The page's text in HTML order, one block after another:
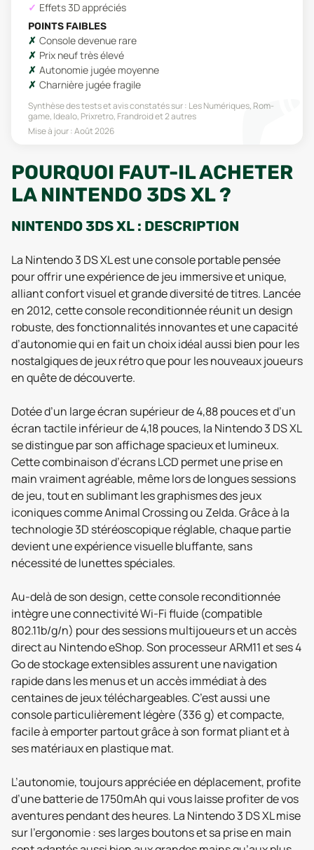
Effets 3D appréciés
POINTS FAIBLES
Console devenue rare
Prix neuf très élevé
Autonomie jugée moyenne
Charnière jugée fragile
Synthèse des tests et avis constatés sur : Les Numériques, Rom-
game, Idealo, Prixretro, Frandroidet 2 autres
Mise à jour :Août 2026
POURQUOI FAUT-IL ACHETER
LA NINTENDO 3DS XL ?
NINTENDO 3DS XL : DESCRIPTION
La Nintendo 3 DS XL est une console portable pensée
pour offrir une expérience de jeu immersive et unique,
alliant confort visuel et grande diversité de titres. Lancée
en 2012, cette console reconditionnée réunit un design
robuste, des fonctionnalités innovantes et une capacité
d’autonomie qui en fait un choix idéal aussi bien pour les
nostalgiques de jeux rétro que pour les nouveaux joueurs
en quête de découverte.
Dotée d’un large écran supérieur de 4,88 pouces et d’un
écran tactile inférieur de 4,18 pouces, la Nintendo 3 DS XL
se distingue par son affichage spacieux et lumineux.
Cette combinaison d’écrans LCD permet une prise en
main vraiment agréable, même lors de longues sessions
de jeu, tout en sublimant les graphismes des jeux
iconiques comme Animal Crossing ou Zelda. Grâce à la
technologie 3D stéréoscopique réglable, chaque partie
devient une expérience visuelle bluffante, sans
nécessité de lunettes spéciales.
Au-delà de son design, cette console reconditionnée
intègre une connectivité Wi-Fi fluide (compatible
802.11b/g/n) pour des sessions multijoueurs et un accès
direct au Nintendo eShop. Son processeur ARM11 et ses 4
Go de stockage extensibles assurent une navigation
rapide dans les menus et un accès immédiat à des
centaines de jeux téléchargeables. C’est aussi une
console particulièrement légère (336 g) et compacte,
facile à emporter partout grâce à son format pliant et à
ses matériaux en plastique mat.
L’autonomie, toujours appréciée en déplacement, profite
d’une batterie de 1750mAh qui vous laisse profiter de vos
aventures pendant des heures. La Nintendo 3 DS XL mise
sur l’ergonomie : ses larges boutons et sa prise en main